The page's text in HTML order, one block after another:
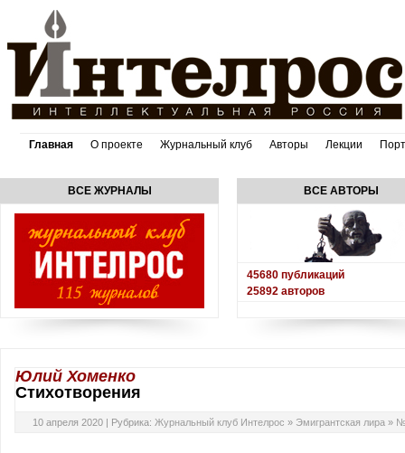
Главная О проекте Журнальный клуб Авторы Лекции
ВСЕ ЖУРНАЛЫ ВСЕ АВТОРЫ
45680 публикаций
25892 авторов
Юлий Хоменко
Стихотворения
10 апреля 2020 | Рубрика: Журнальный клуб Интелрос » Эмигрантская лира »